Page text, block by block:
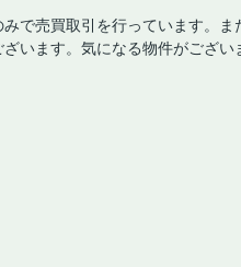
で売買取引を行っています。ま
います。気になる物件がござい